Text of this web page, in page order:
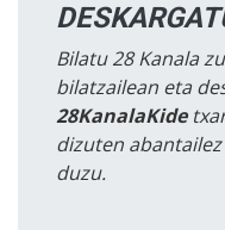
Bilatu 28 Kanala
bilatzailean eta
28KanalaKide
dizuten
duzu.